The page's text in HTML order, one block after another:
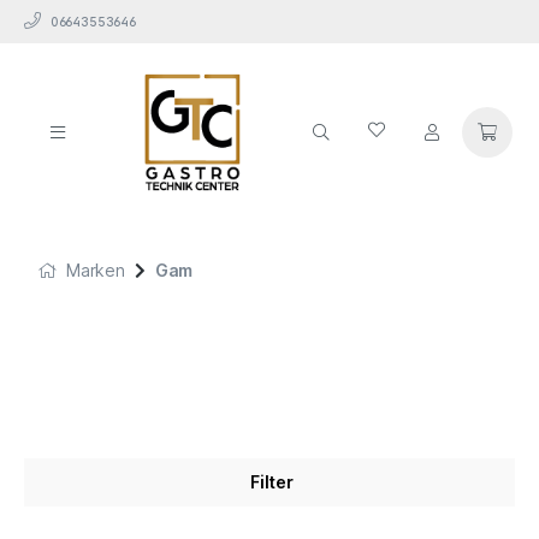
06643553646
Marken Gam
Filter